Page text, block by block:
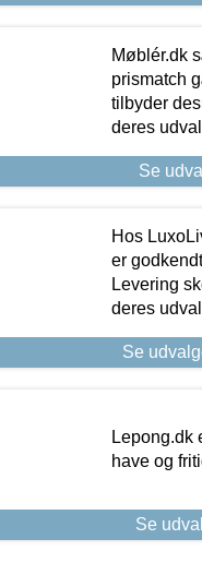
Møblér.dk
prismatch
tilbyder
deres
Se
Hos
er
Levering
deres
Se
Lepong.dk
have og
Se